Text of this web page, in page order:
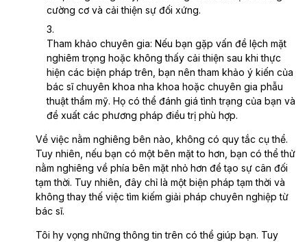
cường cơ và cải thiện sự đối xứng.
Tham khảo chuyên gia: Nếu bạn gặp vấn đề lệch mặt
nghiêm trọng hoặc không thấy cải thiện sau khi thực
hiện các biện pháp trên, bạn nên tham khảo ý kiến của
bác sĩ chuyên khoa nha khoa hoặc chuyên gia phẫu
thuật thẩm mỹ. Họ có thể đánh giá tình trạng của bạn và
đề xuất các phương pháp điều trị phù hợp.
Về việc nằm nghiêng bên nào, không có quy tắc cụ thể.
Tuy nhiên, nếu bạn có một bên mặt to hơn, bạn có thể thử
nằm nghiêng về phía bên mặt nhỏ hơn để tạo sự cân đối
tạm thời. Tuy nhiên, đây chỉ là một biện pháp tạm thời và
không thay thế việc tìm kiếm giải pháp chuyên nghiệp từ
bác sĩ.
Tôi hy vọng những thông tin trên có thể giúp bạn. Tuy